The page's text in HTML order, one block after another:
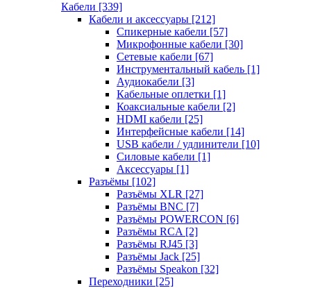
Кабели [339]
Кабели и аксессуары [212]
Спикерные кабели [57]
Микрофонные кабели [30]
Сетевые кабели [67]
Инструментальный кабель [1]
Аудиокабели [3]
Кабельные оплетки [1]
Коаксиальные кабели [2]
HDMI кабели [25]
Интерфейсные кабели [14]
USB кабели / удлинители [10]
Силовые кабели [1]
Аксессуары [1]
Разъёмы [102]
Разъёмы XLR [27]
Разъёмы BNC [7]
Разъёмы POWERCON [6]
Разъёмы RCA [2]
Разъёмы RJ45 [3]
Разъёмы Jack [25]
Разъёмы Speakon [32]
Переходники [25]